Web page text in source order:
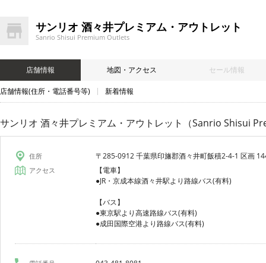
サンリオ 酒々井プレミアム・アウトレット
Sanrio Shisui Premium Outlets
店舗情報 地図・アクセス セール情報
店舗情報(住所・電話番号等) 新着情報
サンリオ 酒々井プレミアム・アウトレット（Sanrio Shisui
住所 〒285-0912 千葉県印旛郡酒々井町飯積2-4-1 区画
アクセス
【電車】
●JR・京成本線酒々井駅より路線バス(有料)
【バス】
●東京駅より高速路線バス(有料)
●成田国際空港より路線バス(有料)